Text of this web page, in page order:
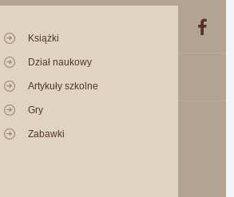
Książki
Dział naukowy
Artykuły szkolne
Gry
Zabawki